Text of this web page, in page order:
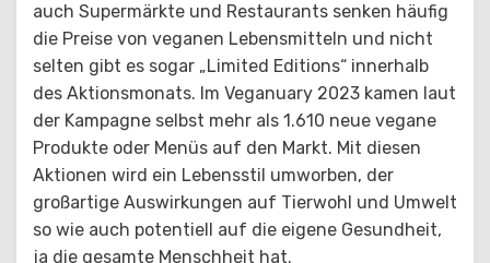
auch Supermärkte und Restaurants senken häufig
die Preise von veganen Lebensmitteln und nicht
selten gibt es sogar „Limited Editions“ innerhalb
des Aktionsmonats. Im Veganuary 2023 kamen laut
der Kampagne selbst mehr als 1.610 neue vegane
Produkte oder Menüs auf den Markt. Mit diesen
Aktionen wird ein Lebensstil umworben, der
großartige Auswirkungen auf Tierwohl und Umwelt
so wie auch potentiell auf die eigene Gesundheit,
ja die gesamte Menschheit hat.